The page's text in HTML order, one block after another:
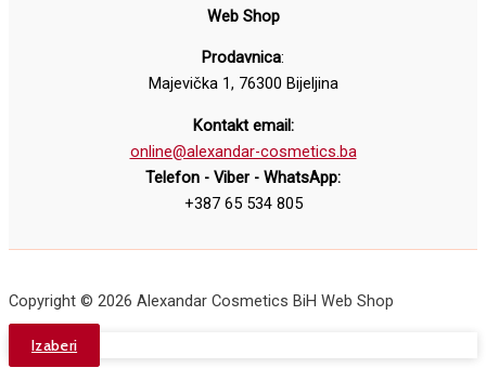
Web Shop
Prodavnica:
Majevička 1, 76300 Bijeljina
Kontakt email:
online@alexandar-cosmetics.ba
Telefon - Viber - WhatsApp:
+387 65 534 805
Copyright © 2026 Alexandar Cosmetics BiH Web Shop
Izaberi